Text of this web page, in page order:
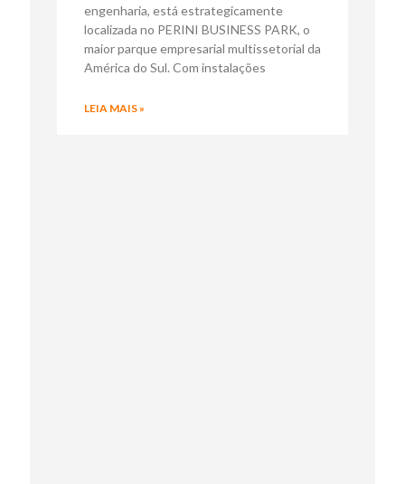
engenharia, está estrategicamente
localizada no PERINI BUSINESS PARK, o
maior parque empresarial multissetorial da
América do Sul. Com instalações
LEIA MAIS »